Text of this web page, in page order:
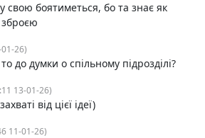
свою боятиметься, бо та знає як
зброєю
26)
до думки о спільному підрозділі?
13-01-26)
від цієї ідеї)
11-01-26)